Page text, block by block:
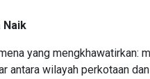
Naik
yang mengkhawatirkan:
antara wilayah perkotaan